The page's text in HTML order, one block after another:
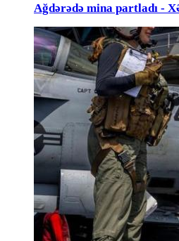
Ağdərədə mina partladı -